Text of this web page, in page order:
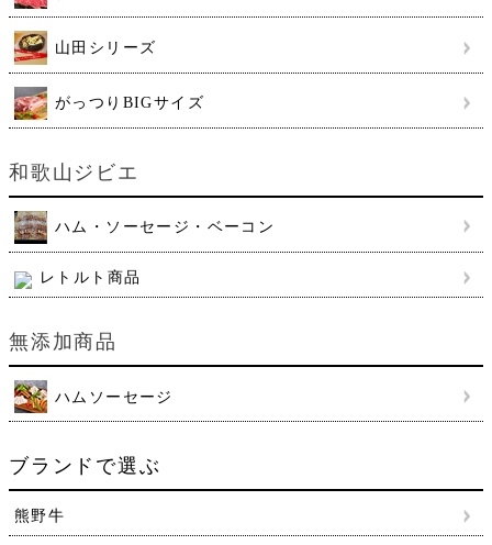
山田シリーズ
がっつりBIGサイズ
和歌山ジビエ
ハム・ソーセージ・ベーコン
レトルト商品
無添加商品
ハムソーセージ
ブランドで選ぶ
熊野牛